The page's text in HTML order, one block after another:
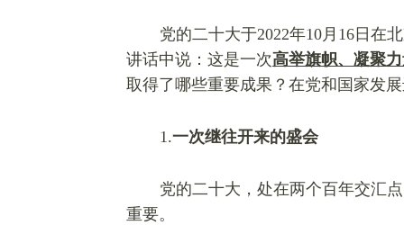
党的二十大于2022年10月16日在
讲话中说：这是一次高举旗帜、凝聚
取得了哪些重要成果？在党和国家发
1.一次继往开来的盛会
党的二十大，处在两个百年交汇
重要。